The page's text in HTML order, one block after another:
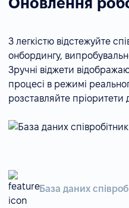
З легкістю відстежуйте
онбордингу,
Зручні віджети
процесі в режимі
розставляйте пріоритети
База даних